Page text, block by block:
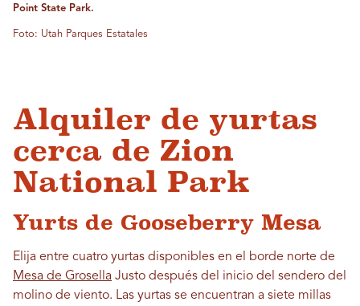
Point State Park.
Foto: Utah Parques Estatales
Alquiler de yurtas
cerca de Zion
National Park
Yurts de Gooseberry Mesa
Elija entre cuatro yurtas disponibles en el borde norte de
Mesa de Grosella Justo después del inicio del sendero del
molino de viento. Las yurtas se encuentran a siete millas